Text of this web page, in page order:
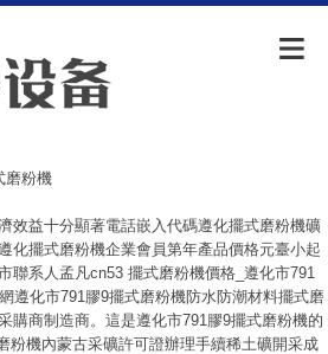
磨粉機
效益十分顯著電話嵌入代碼遵化擺式磨粉機礦
化擺式磨粉機企業會員第年產品價格元臺小起
聯系人孟凡cn53 擺式磨粉機價格_遵化市791
遵化市791膠9擺式磨粉機防水防潮材料擺式磨
購商制造商。這是遵化市791膠9擺式磨粉機的
粉機內蒙古采礦許可證辦理手續稀土礦開采成